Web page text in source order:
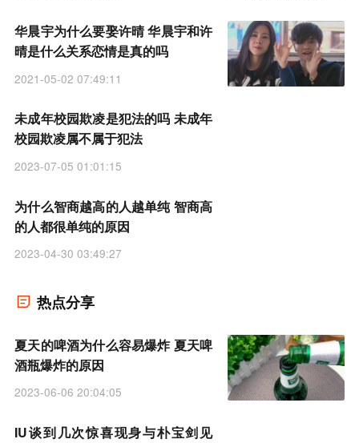
华晨宇为什么要娶许晴 华晨宇和许
晴是什么关系恋情是真的吗
2021-05-02 07:49:11
未成年校园欺凌是犯法的吗 未成年
校园欺凌属不属于犯法
2023-07-05 01:01:15
为什么智商越高的人越单纯 智商高
的人都很单纯的原因
2023-04-30 03:49:27
热点分享
夏天的啤酒为什么容易爆炸 夏天啤
酒瓶爆炸的原因
2023-06-06 20:04:05
IU谈到几次惊喜现身与朴宝剑见